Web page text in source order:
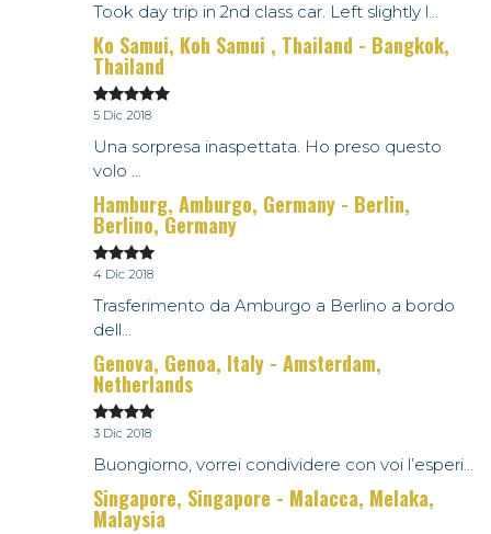
Took day trip in 2nd class car. Left slightly l...
Ko Samui, Koh Samui , Thailand - Bangkok,
Thailand
5 Dic 2018
Una sorpresa inaspettata. Ho preso questo
volo ...
Hamburg, Amburgo, Germany - Berlin,
Berlino, Germany
4 Dic 2018
Trasferimento da Amburgo a Berlino a bordo
dell...
Genova, Genoa, Italy - Amsterdam,
Netherlands
3 Dic 2018
Buongiorno, vorrei condividere con voi l’esperi...
Singapore, Singapore - Malacca, Melaka,
Malaysia